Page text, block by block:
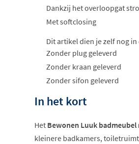
Dankzij het overloopgat
Met softclosing
Dit artikel dien je zelf nog
Zonder plug geleverd
Zonder kraan geleverd
Zonder sifon geleverd
In het kort
Het Bewonen Luuk badmeubel
kleinere badkamers,